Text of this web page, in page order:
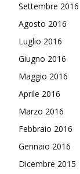
Settembre 2016
Agosto 2016
Luglio 2016
Giugno 2016
Maggio 2016
Aprile 2016
Marzo 2016
Febbraio 2016
Gennaio 2016
Dicembre 2015